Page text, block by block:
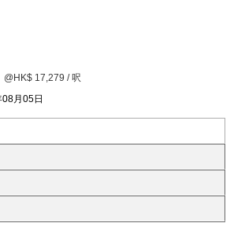
@HK$ 17,279 / 呎
月05日